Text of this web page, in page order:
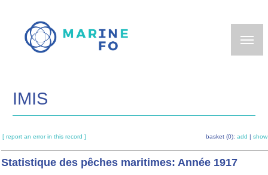
main
IMIS
[ report an error in this record ] basket (0): add show
Statistique des pêches maritimes: Année 1917